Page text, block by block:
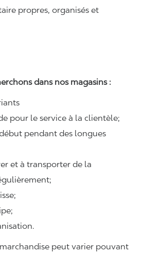
propres, organisés et
dans nos magasins :
pour le service à la clientèle;
pendant des longues
et à transporter de la
peut varier pouvant